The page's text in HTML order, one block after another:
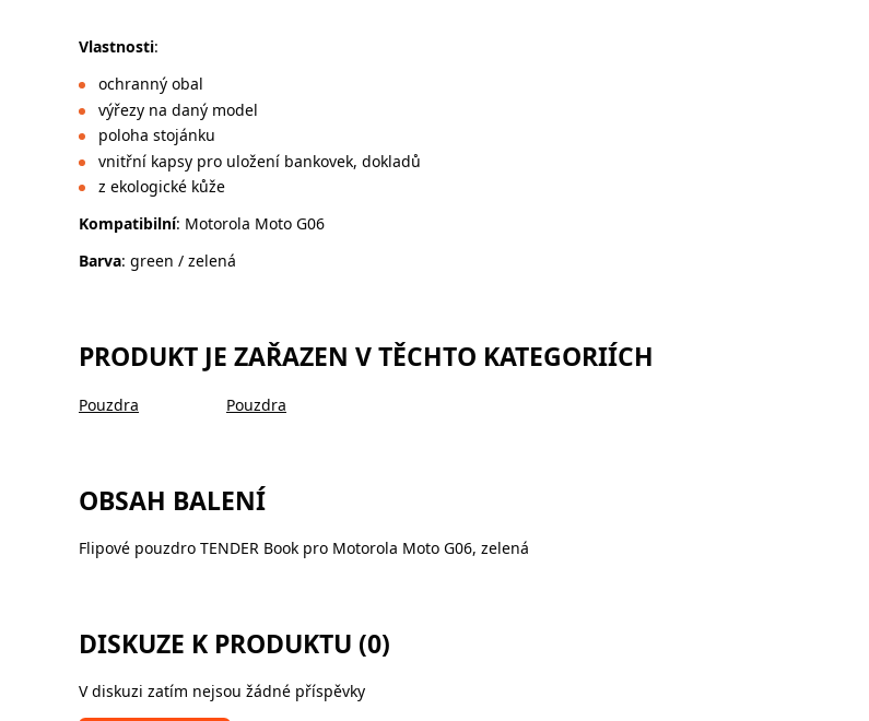
Vlastnosti:
ochranný obal
výřezy na daný model
poloha stojánku
vnitřní kapsy pro uložení bankovek, dokladů
z ekologické kůže
Kompatibilní: Motorola Moto G06
Barva: green / zelená
PRODUKT JE ZAŘAZEN V TĚCHTO KATEGORIÍCH
Pouzdra Pouzdra
OBSAH BALENÍ
Flipové pouzdro TENDER Book pro Motorola Moto G06, zelená
DISKUZE K PRODUKTU (0)
V diskuzi zatím nejsou žádné příspěvky